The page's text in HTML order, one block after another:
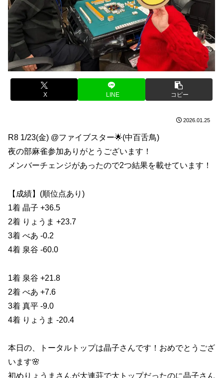
X LINE コピー
2026.01.25
R8 1/23(金) @ファイブスター🌟(中百舌鳥)
夜の部麻雀参加ありがとうございます！
メンバーチェンジがあったので2つ結果を載せています！
【成績】(順位点あり)
1着 晶子 +36.5
2着 りょうま +23.7
3着 べあ -0.2
4着 泉谷 -60.0
1着 泉谷 +21.8
2着 べあ +7.6
3着 真平 -9.0
4着 りょうま -20.4
本日の、トータルトップは晶子さんです！おめでとうござ
います🌸
初めりょうまさんが大連荘で大トップだったのに晶子さん